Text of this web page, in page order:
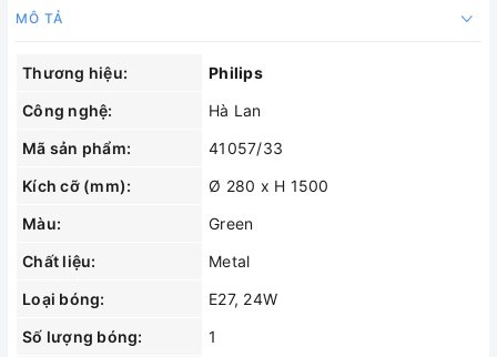
MÔ TẢ
Thương hiệu:
Philips
Công nghệ:
Hà Lan
Mã sản phẩm:
41057/33
Kích cỡ (mm):
Ø 280 x H 1500
Màu:
Green
Chất liệu:
Metal
Loại bóng:
E27, 24W
Số lượng bóng:
1